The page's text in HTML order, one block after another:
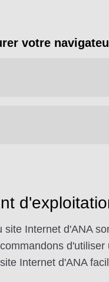
votre
site Internet d'ANA
Internet d'ANA